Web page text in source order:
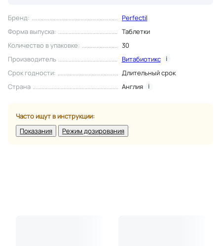
Бренд:
Perfectil
Форма выпуска:
Таблетки
Количество в упаковке:
30
Производитель
Витабиотикс i
Срок годности:
Длительный срок
Страна
Англия i
Часто ищут в инструкции:
Показания
Режим дозирования